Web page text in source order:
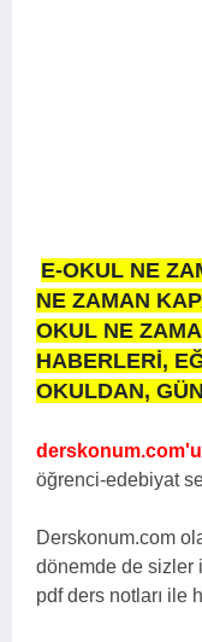
E-OKUL NE
NE ZAMAN
OKUL NE
HABERLERİ,
OKULDAN,
öğrenci-edebiyat
Derskonum.com
dönemde de sizler
pdf ders notları ile